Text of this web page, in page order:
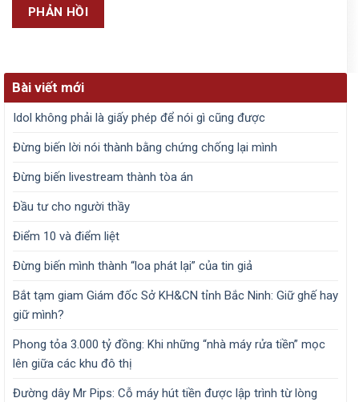
Bài viết mới
Idol không phải là giấy phép để nói gì cũng được
Đừng biến lời nói thành bằng chứng chống lại mình
Đừng biến livestream thành tòa án
Đầu tư cho người thầy
Điểm 10 và điểm liệt
Đừng biến mình thành “loa phát lại” của tin giả
Bắt tạm giam Giám đốc Sở KH&CN tỉnh Bắc Ninh: Giữ ghế hay
giữ mình?
Phong tỏa 3.000 tỷ đồng: Khi những “nhà máy rửa tiền” mọc
lên giữa các khu đô thị
Đường dây Mr Pips: Cỗ máy hút tiền được lập trình từ lòng